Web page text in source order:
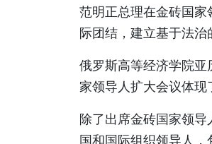
范明正总理在金砖国
际团结，建立基于法治
俄罗斯高等经济学院亚
家领导人扩大会议体现
除了出席金砖国家领
国和国际组织领导人